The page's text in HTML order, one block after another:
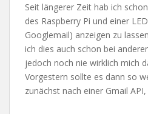
Seit längerer Zeit hab ich
des Raspberry Pi und einer
Googlemail) anzeigen zu
ich dies auch schon bei
jedoch noch nie wirklich mich
Vorgestern sollte es dann so
zunächst nach einer Gmail